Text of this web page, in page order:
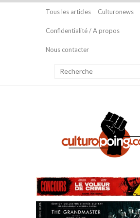
Tous les articles Culturonews
Confidentialité / A propos
Nous contacter